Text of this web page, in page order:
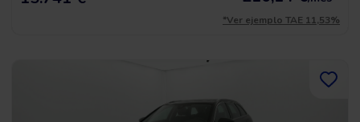
*Ver ejemplo TAE 11,53%